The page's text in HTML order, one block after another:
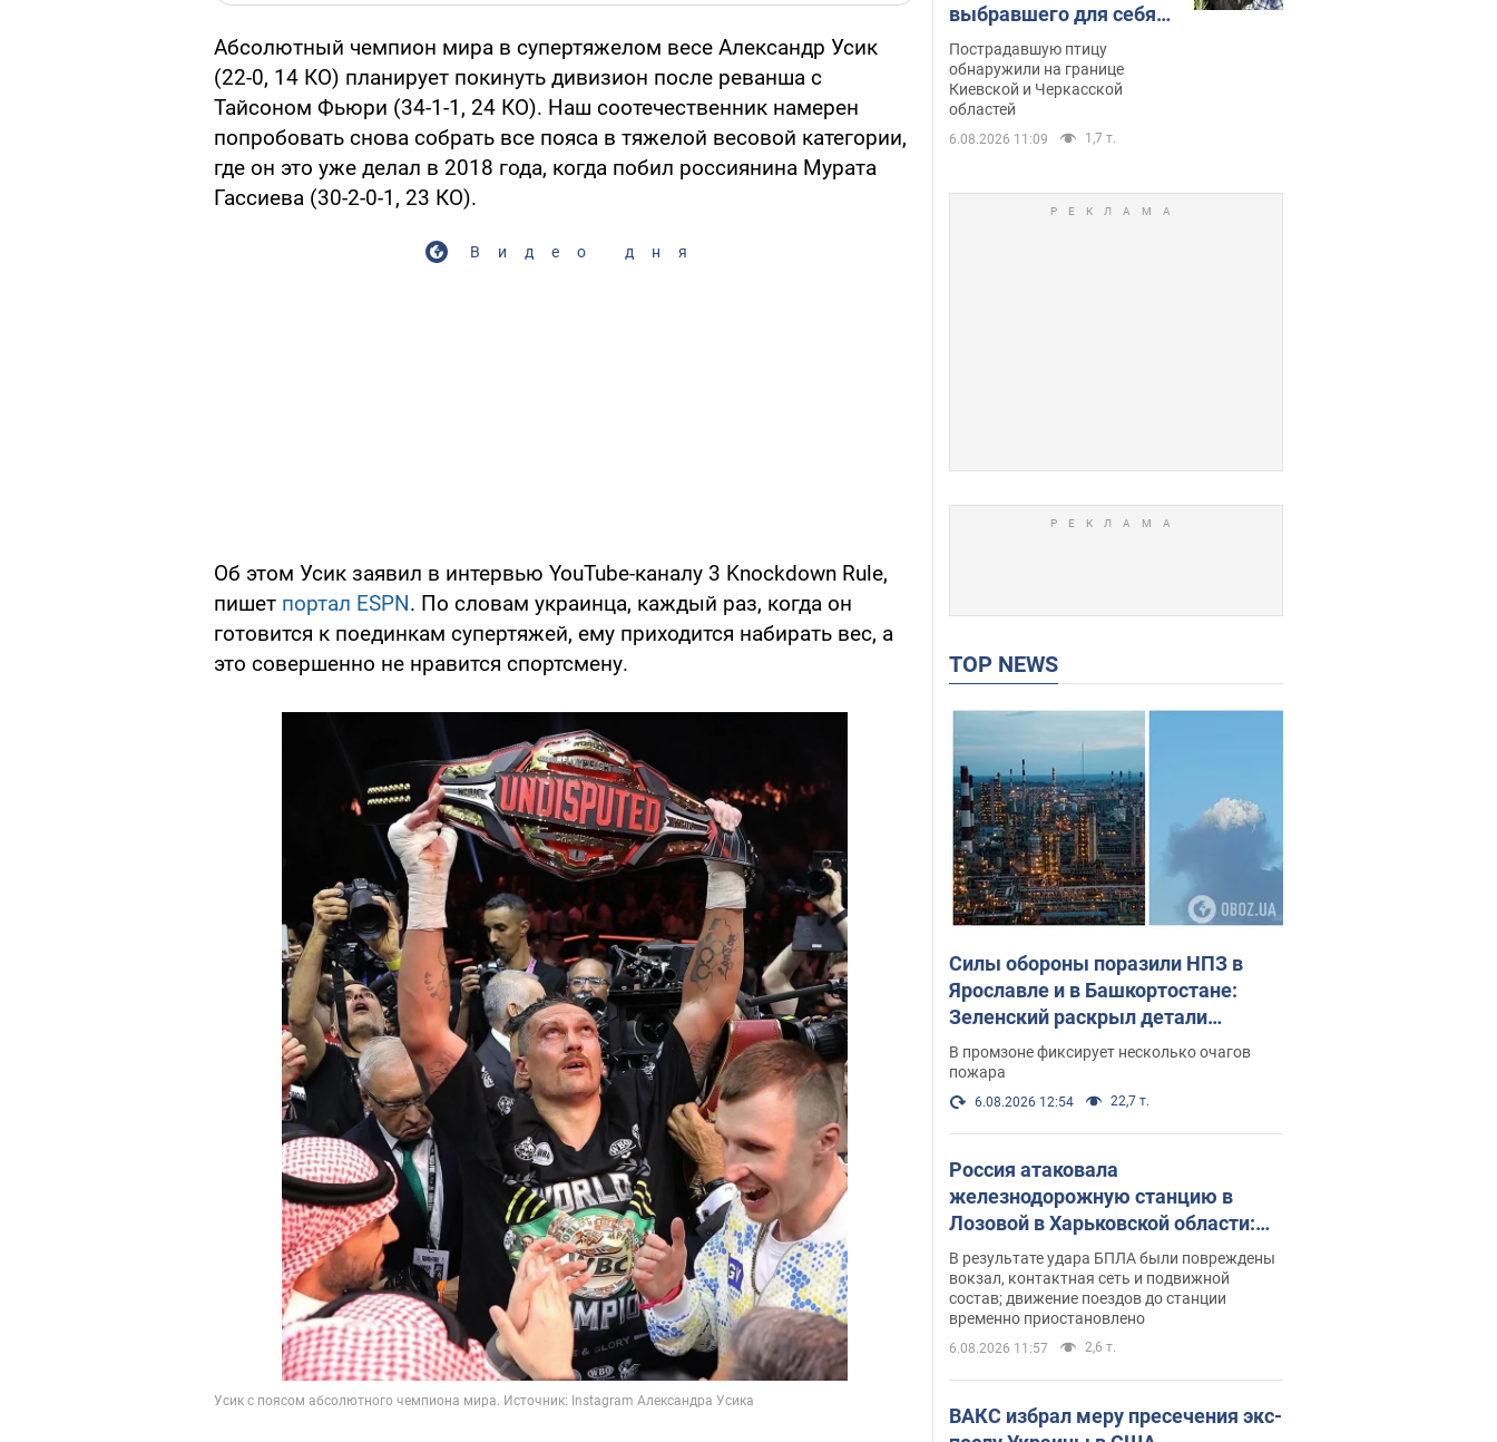
Абсолютный чемпион мира в супертяжелом весе Александр Усик
(22-0, 14 КО) планирует покинуть дивизион после реванша с
Тайсоном Фьюри (34-1-1, 24 КО). Наш соотечественник намерен
попробовать снова собрать все пояса в тяжелой весовой категории,
где он это уже делал в 2018 года, когда побил россиянина Мурата
Гассиева (30-2-0-1, 23 КО).
Видео дня
Об этом Усик заявил в интервью YouTube-каналу 3 Knockdown Rule,
пишет портал ESPN. По словам украинца, каждый раз, когда он
готовится к поединкам супертяжей, ему приходится набирать вес, а
это совершенно не нравится спортсмену.
выбравшего для себя
нетипичный маршрут.
Фото
Пострадавшую птицу
обнаружили на границе
Киевской и Черкасской
областей
6.08.2026 11:09 1,7 т.
TOP NEWS
Силы обороны поразили НПЗ в
Ярославле и в Башкортостане:
Зеленский раскрыл детали
операции. Фото и видео
В промзоне фиксирует несколько очагов
пожара
6.08.2026 12:54 22,7 т.
Россия атаковала
железнодорожную станцию в
Лозовой в Харьковской области:
есть погибшие и раненые
В результате удара БПЛА были повреждены
вокзал, контактная сеть и подвижной
состав; движение поездов до станции
временно приостановлено
6.08.2026 11:57 2,6 т.
ВАКС избрал меру пресечения экс-